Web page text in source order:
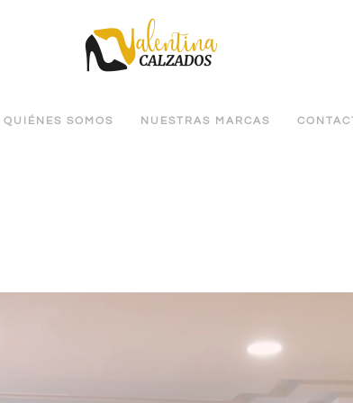
QUIÉNES SOMOS NUESTRAS MARCAS